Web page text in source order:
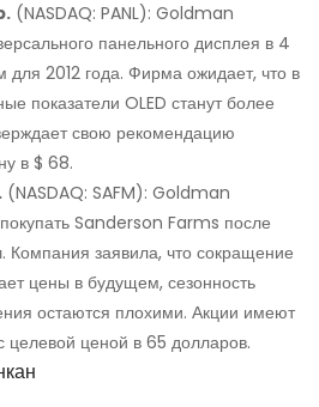
(NASDAQ: PANL): Goldman
панельного дисплея в 4
для 2012 года. Фирма ожидает, что в
показатели OLED станут более
свою рекомендацию
в $ 68.
(NASDAQ: SAFM): Goldman
Sanderson Farms после
Компания заявила, что сокращение
цены в будущем, сезонность
остаются плохими. Акции имеют
ценой в 65 долларов.